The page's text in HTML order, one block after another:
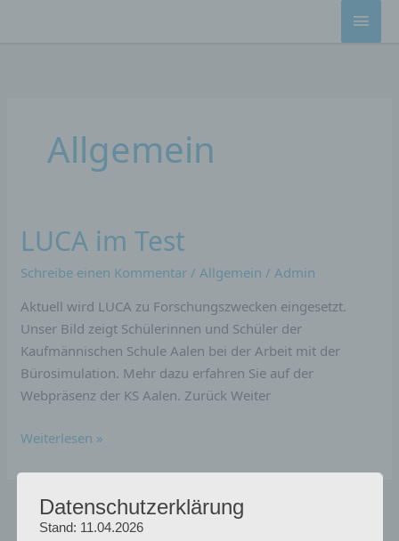
Allgemein
LUCA im Test
Schreibe einen Kommentar /Allgemein /Admin
Aktuell wird LUCA zu Forschungszwecken eingesetzt.
Unser Bild zeigt Schülerinnen und Schüler der
Kaufmännischen Schule Aalen bei der Arbeit mit der
Bürosimulation. Mehr dazu erfahren Sie auf der
Webpräsenz der KS Aalen. Zurück Weiter
LUCA
im
Test
Weiterlesen »
Datenschutzerklärung
Stand: 11.04.2026